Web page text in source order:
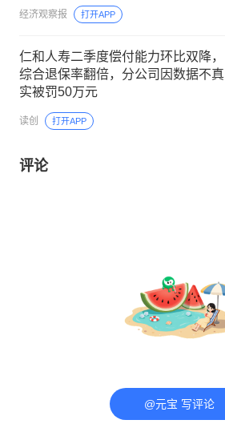
经济观察报 打开APP
仁和人寿二季度偿付能力环比双降，
综合退保率翻倍，分公司因数据不真
实被罚50万元
读创 打开APP
评论
@元宝 写评论